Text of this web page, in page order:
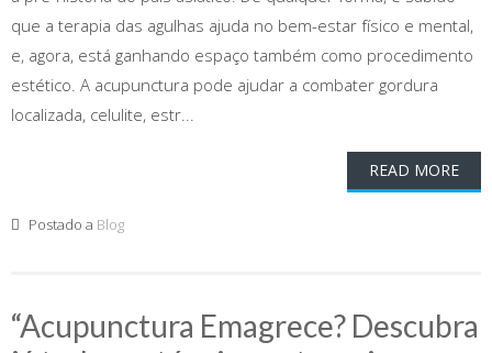
que a terapia das agulhas ajuda no bem-estar físico e mental,
e, agora, está ganhando espaço também como procedimento
estético. A acupunctura pode ajudar a combater gordura
localizada, celulite, estr...
READ MORE
Postado a Blog
“Acupunctura Emagrece? Descubra